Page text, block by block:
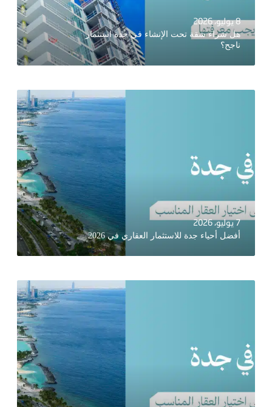
8 يوليو، 2026
هل شراء شقة تحت الإنشاء في جدة استثمار
ناجح؟
7 يوليو، 2026
أفضل أحياء جدة للاستثمار العقاري في 2026